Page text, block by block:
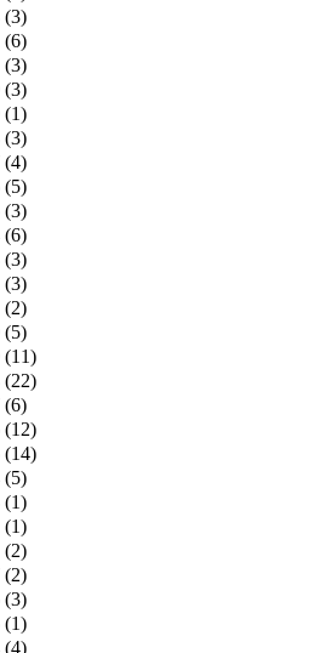
(3)
(6)
(3)
(3)
(1)
(3)
(4)
(5)
(3)
(6)
(3)
(3)
(2)
(5)
(11)
(22)
(6)
(12)
(14)
(5)
(1)
(1)
(2)
(2)
(3)
(1)
(4)